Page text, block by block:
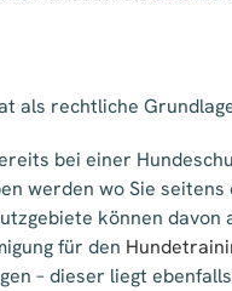
als rechtliche
bei einer
werden wo Sie seitens
können davon
für den
– dieser liegt